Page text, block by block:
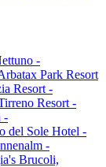
-
Park Resort
Resort -
Resort -
-
del Sole Hotel -
-
Brucoli,